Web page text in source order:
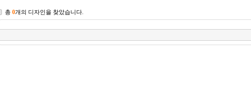
총 0개의 디자인을 찾았습니다.